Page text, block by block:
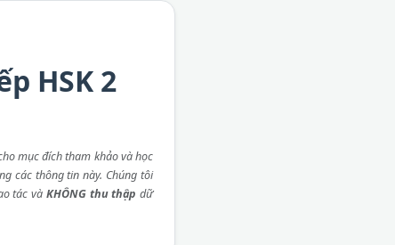
HSK 2
mục đích tham khảo và học
các thông tin này. Chúng tôi
tác và KHÔNG thu thập dữ